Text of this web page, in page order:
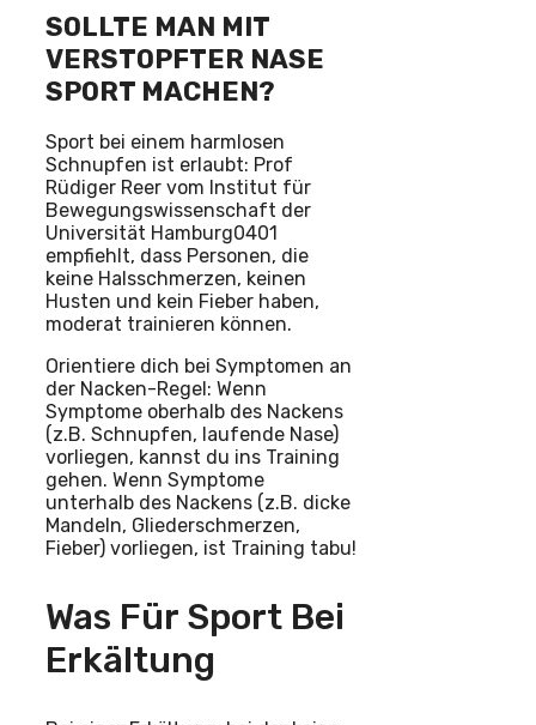
SOLLTE MAN MIT
VERSTOPFTER NASE
SPORT MACHEN?
Sport bei einem harmlosen
Schnupfen ist erlaubt: Prof
Rüdiger Reer vom Institut für
Bewegungswissenschaft der
Universität Hamburg0401
empfiehlt, dass Personen, die
keine Halsschmerzen, keinen
Husten und kein Fieber haben,
moderat trainieren können.
Orientiere dich bei Symptomen an
der Nacken-Regel: Wenn
Symptome oberhalb des Nackens
(z.B. Schnupfen, laufende Nase)
vorliegen, kannst du ins Training
gehen. Wenn Symptome
unterhalb des Nackens (z.B. dicke
Mandeln, Gliederschmerzen,
Fieber) vorliegen, ist Training tabu!
Was Für Sport Bei
Erkältung